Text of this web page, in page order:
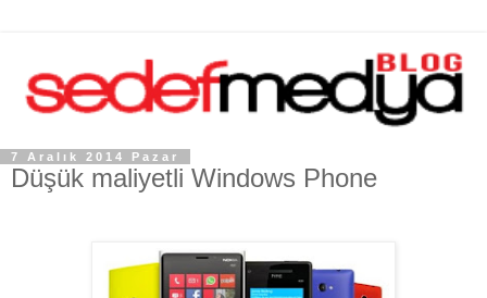
7 Aralık 2014 Pazar
Düşük maliyetli Windows Phone